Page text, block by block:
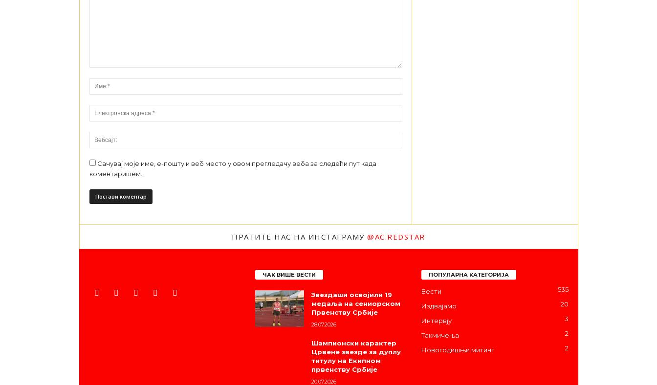
Сачувај моје име, е-пошту и веб место у овом прегледачу веба за следећи пут када
коментаришем.
ПРАТИТЕ НАС НА ИНСТАГРАМУ@AC.REDSTAR
ЧАК ВИШЕ ВЕСТИ
Звездаши освојили 19
медаља на сениорском
Првенству Србије
28.07.2026
Шампионски карактер
Црвене звезде за дуплу
титулу на Екипном
првенству Србије
20.07.2026
ПОПУЛАРНА КАТЕГОРИЈА
Вести 535
Издвајамо 20
Интервју 3
Такмичења 2
Новогодишњи митинг 2